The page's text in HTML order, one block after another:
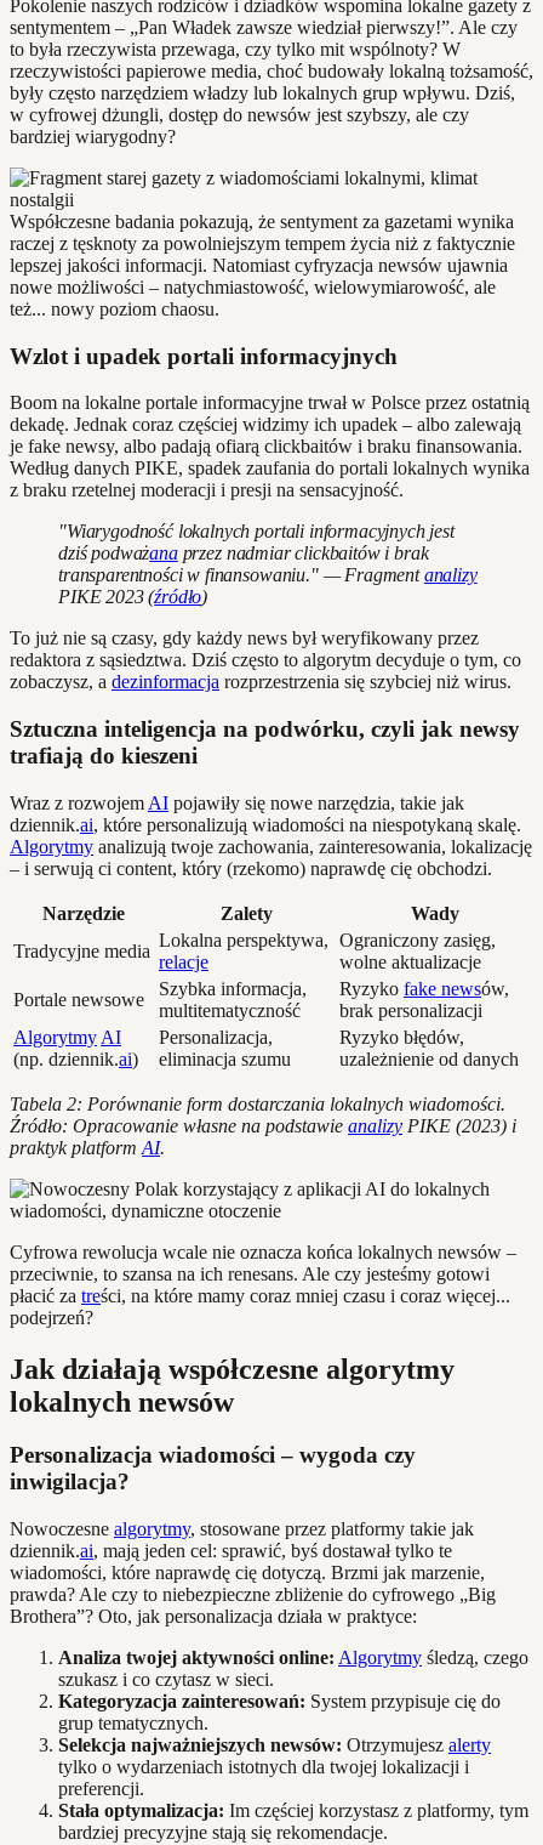
Pokolenie naszych rodziców i dziadków wspomina lokalne gazety z
sentymentem – „Pan Władek zawsze wiedział pierwszy!”. Ale czy
to była rzeczywista przewaga, czy tylko mit wspólnoty? W
rzeczywistości papierowe media, choć budowały lokalną tożsamość,
były często narzędziem władzy lub lokalnych grup wpływu. Dziś,
w cyfrowej dżungli, dostęp do newsów jest szybszy, ale czy
bardziej wiarygodny?
Współczesne badania pokazują, że sentyment za gazetami wynika
raczej z tęsknoty za powolniejszym tempem życia niż z faktycznie
lepszej jakości informacji. Natomiast cyfryzacja newsów ujawnia
nowe możliwości – natychmiastowość, wielowymiarowość, ale
też... nowy poziom chaosu.
Wzlot i upadek portali informacyjnych
Boom na lokalne portale informacyjne trwał w Polsce przez ostatnią
dekadę. Jednak coraz częściej widzimy ich upadek – albo zalewają
je fake newsy, albo padają ofiarą clickbaitów i braku finansowania.
Według danych PIKE, spadek zaufania do portali lokalnych wynika
z braku rzetelnej moderacji i presji na sensacyjność.
"Wiarygodność lokalnych portali informacyjnych jest
dziś podważanaprzez nadmiar clickbaitów i brak
transparentności w finansowaniu." — Fragmentanalizy
PIKE 2023 (źródło)
To już nie są czasy, gdy każdy news był weryfikowany przez
redaktora z sąsiedztwa. Dziś często to algorytm decyduje o tym, co
zobaczysz, a dezinformacja rozprzestrzenia się szybciej niż wirus.
Sztuczna inteligencja na podwórku, czyli jak newsy
trafiają do kieszeni
Wraz z rozwojem AI pojawiły się nowe narzędzia, takie jak
dziennik.ai, które personalizują wiadomości na niespotykaną skalę.
Algorytmy analizują twoje zachowania, zainteresowania, lokalizację
– i serwują ci content, który (rzekomo) naprawdę cię obchodzi.
Narzędzie Zalety
Wady
Tradycyjne media
Lokalna perspektywa,
relacje
Ograniczony zasięg,
wolne aktualizacje
Portale newsowe
Szybka informacja,
multitematyczność
Ryzyko fake newsów,
brak personalizacji
Algorytmy AI
(np. dziennik.ai)
Personalizacja,
eliminacja szumu
Ryzyko błędów,
uzależnienie od danych
Tabela 2: Porównanie form dostarczania lokalnych wiadomości.
Źródło: Opracowanie własne na podstawie analizy PIKE (2023) i
praktyk platform AI.
Cyfrowa rewolucja wcale nie oznacza końca lokalnych newsów –
przeciwnie, to szansa na ich renesans. Ale czy jesteśmy gotowi
płacić za treści, na które mamy coraz mniej czasu i coraz więcej...
podejrzeń?
Jak działają współczesne algorytmy
lokalnych newsów
Personalizacja wiadomości – wygoda czy
inwigilacja?
Nowoczesne algorytmy, stosowane przez platformy takie jak
dziennik.ai, mają jeden cel: sprawić, byś dostawał tylko te
wiadomości, które naprawdę cię dotyczą. Brzmi jak marzenie,
prawda? Ale czy to niebezpieczne zbliżenie do cyfrowego „Big
Brothera”? Oto, jak personalizacja działa w praktyce:
Analiza twojej aktywności online: Algorytmy śledzą, czego
szukasz i co czytasz w sieci.
Kategoryzacja zainteresowań: System przypisuje cię do
grup tematycznych.
Selekcja najważniejszych newsów: Otrzymujesz alerty
tylko o wydarzeniach istotnych dla twojej lokalizacji i
preferencji.
Stała optymalizacja: Im częściej korzystasz z platformy, tym
bardziej precyzyjne stają się rekomendacje.